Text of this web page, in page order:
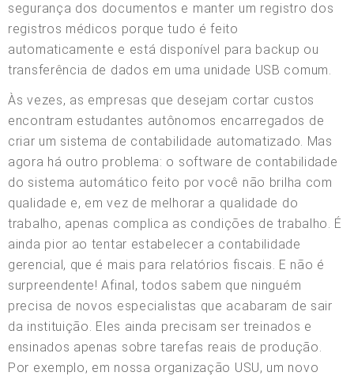
segurança dos documentos e manter um registro dos
registros médicos porque tudo é feito
automaticamente e está disponível para backup ou
transferência de dados em uma unidade USB comum.
Às vezes, as empresas que desejam cortar custos
encontram estudantes autônomos encarregados de
criar um sistema de contabilidade automatizado. Mas
agora há outro problema: o software de contabilidade
do sistema automático feito por você não brilha com
qualidade e, em vez de melhorar a qualidade do
trabalho, apenas complica as condições de trabalho. É
ainda pior ao tentar estabelecer a contabilidade
gerencial, que é mais para relatórios fiscais. E não é
surpreendente! Afinal, todos sabem que ninguém
precisa de novos especialistas que acabaram de sair
da instituição. Eles ainda precisam ser treinados e
ensinados apenas sobre tarefas reais de produção.
Por exemplo, em nossa organização USU, um novo